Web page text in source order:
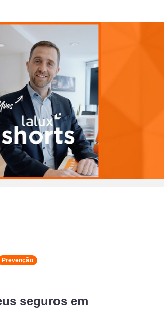
Prevenção
seguros em